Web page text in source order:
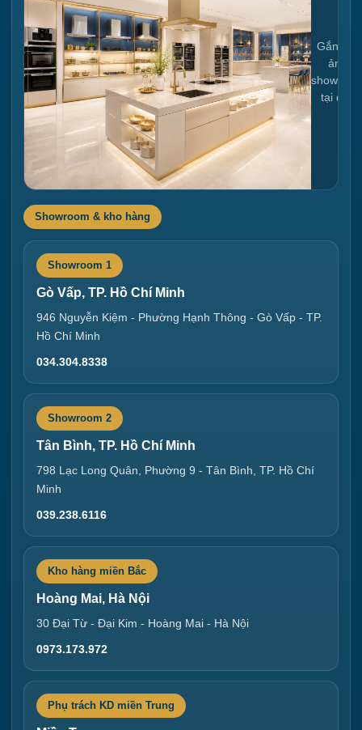
Gắn link
ảnh
tại đây
Showroom & kho hàng
Showroom 1
Gò Vấp, TP. Hồ Chí Minh
946 Nguyễn Kiệm - Phường Hạnh Thông - Gò Vấp - TP.
Hồ Chí Minh
034.304.8338
Showroom 2
Tân Bình, TP. Hồ Chí Minh
798 Lạc Long Quân, Phường 9 - Tân Bình, TP. Hồ Chí
Minh
039.238.6116
Kho hàng miền Bắc
Hoàng Mai, Hà Nội
30 Đại Từ - Đại Kim - Hoàng Mai - Hà Nội
0973.173.972
Phụ trách KD miền Trung